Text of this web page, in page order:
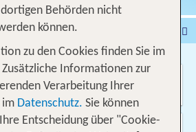
Ferienhaus
Ausflüge
Behörden nicht
können.
zu den Cookies finden Sie im
Zusätzliche Informationen zur
Verarbeitung Ihrer
im Datenschutz. Sie können
Entscheidung über "Cookie-